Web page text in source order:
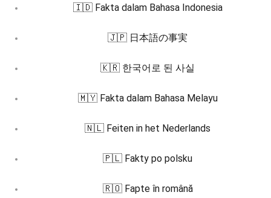
🇮🇩 Fakta dalam Bahasa Indonesia
🇯🇵 日本語の事実
🇰🇷 한국어로 된 사실
🇲🇾 Fakta dalam Bahasa Melayu
🇳🇱 Feiten in het Nederlands
🇵🇱 Fakty po polsku
🇷🇴 Fapte în română